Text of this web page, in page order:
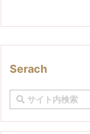
Serach